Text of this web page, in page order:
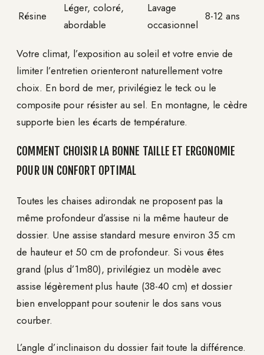
Résine
Léger, coloré,
abordable
Lavage
occasionnel
8-12 ans
Votre climat, l’exposition au soleil et votre envie de
limiter l’entretien orienteront naturellement votre
choix. En bord de mer, privilégiez le teck ou le
composite pour résister au sel. En montagne, le cèdre
supporte bien les écarts de température.
COMMENT CHOISIR LA BONNE TAILLE ET ERGONOMIE
POUR UN CONFORT OPTIMAL
Toutes les chaises adirondak ne proposent pas la
même profondeur d’assise ni la même hauteur de
dossier. Une assise standard mesure environ 35 cm
de hauteur et 50 cm de profondeur. Si vous êtes
grand (plus d’1m80), privilégiez un modèle avec
assise légèrement plus haute (38-40 cm) et dossier
bien enveloppant pour soutenir le dos sans vous
courber.
L’angle d’inclinaison du dossier fait toute la différence.